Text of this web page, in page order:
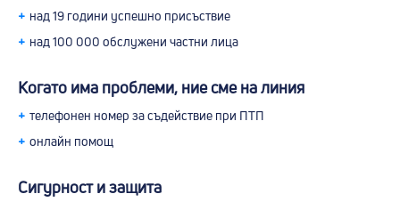
+ над 19 години успешно присъствие
+ над 100 000 обслужени частни лица
Когато има проблеми, ние сме на линия
+ телефонен номер за съдействие при ПТП
+ онлайн помощ
Сигурност и защита